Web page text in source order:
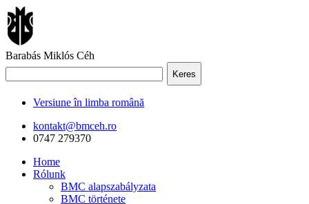
Barabás Miklós Céh
Keres
Versiune în limba română
kontakt@bmceh.ro
0747 279370
Home
Rólunk
BMC alapszabályzata
BMC története